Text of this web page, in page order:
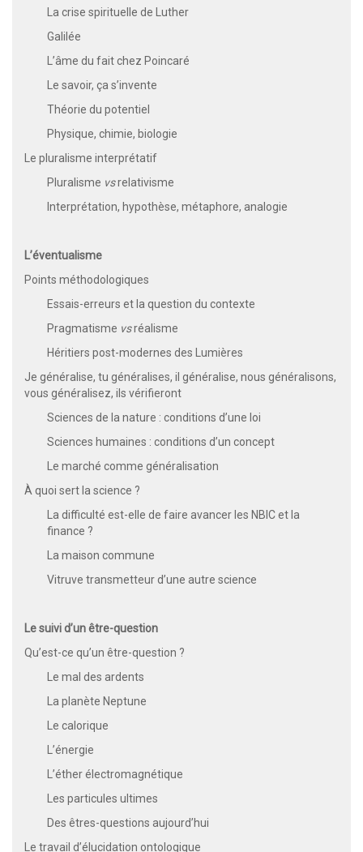
La crise spirituelle de Luther
Galilée
L’âme du fait chez Poincaré
Le savoir, ça s’invente
Théorie du potentiel
Physique, chimie, biologie
Le pluralisme interprétatif
Pluralisme vsrelativisme
Interprétation, hypothèse, métaphore, analogie
L’éventualisme
Points méthodologiques
Essais-erreurs et la question du contexte
Pragmatisme vsréalisme
Héritiers post-modernes des Lumières
Je généralise, tu généralises, il généralise, nous généralisons,
vous généralisez, ils vérifieront
Sciences de la nature : conditions d’une loi
Sciences humaines : conditions d’un concept
Le marché comme généralisation
À quoi sert la science ?
La difficulté est-elle de faire avancer les NBIC et la
finance ?
La maison commune
Vitruve transmetteur d’une autre science
Le suivi d’un être-question
Qu’est-ce qu’un être-question ?
Le mal des ardents
La planète Neptune
Le calorique
L’énergie
L’éther électromagnétique
Les particules ultimes
Des êtres-questions aujourd’hui
Le travail d’élucidation ontologique